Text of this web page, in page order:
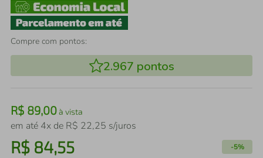
Compre com pontos:
2.967 pontos
R$ 89,00à vista
em até 4x de R$ 22,25 s/juros
R$ 84,55 -5%